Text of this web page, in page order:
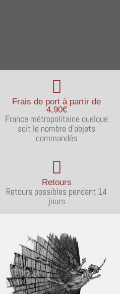
Frais de port à partir de
4,90€
France métropolitaine quelque
soit le nombre d'objets
commandés
Retours
Retours possibles pendant 14
jours